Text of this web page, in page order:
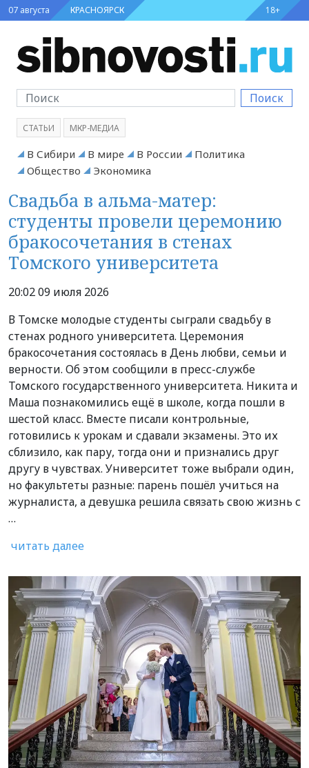
07 августа КРАСНОЯРСК 18+
Поиск
СТАТЬИ МКР-МЕДИА
В Сибири В мире В России
Политика
Общество
Экономика
Свадьба в альма-матер:
студенты провели церемонию
бракосочетания в стенах
Томского университета
20:02 09 июля 2026
В Томске молодые студенты сыграли свадьбу в
стенах родного университета. Церемония
бракосочетания состоялась в День любви, семьи и
верности. Об этом сообщили в пресс-службе
Томского государственного университета. Никита и
Маша познакомились ещё в школе, когда пошли в
шестой класс. Вместе писали контрольные,
готовились к урокам и сдавали экзамены. Это их
сблизило, как пару, тогда они и признались друг
другу в чувствах. Университет тоже выбрали один,
но факультеты разные: парень пошёл учиться на
журналиста, а девушка решила связать свою жизнь с
…
читать далее